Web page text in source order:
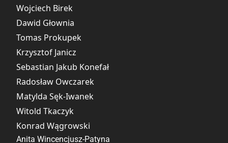
Wojciech Birek
Dawid Głownia
Tomas Prokupek
Krzysztof Janicz
Sebastian Jakub Konefał
Radosław Owczarek
Matylda Sęk-Iwanek
Witold Tkaczyk
Konrad Wągrowski
Anita Wincencjusz-Patyna